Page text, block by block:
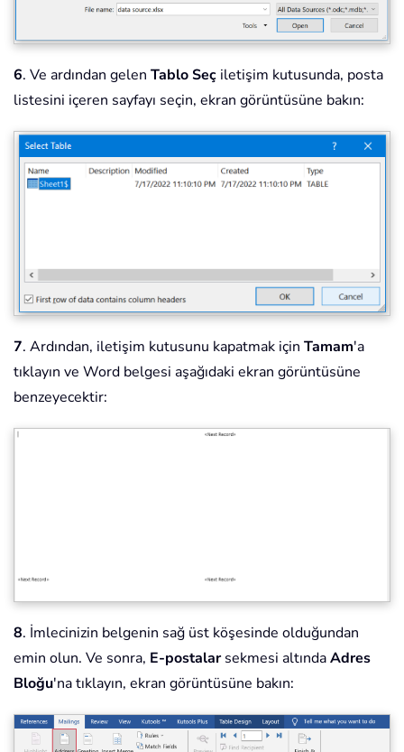
6. Ve ardından gelen Tablo Seç iletişim kutusunda, posta
listesini içeren sayfayı seçin, ekran görüntüsüne bakın:
7. Ardından, iletişim kutusunu kapatmak için Tamam'a
tıklayın ve Word belgesi aşağıdaki ekran görüntüsüne
benzeyecektir:
8. İmlecinizin belgenin sağ üst köşesinde olduğundan
emin olun. Ve sonra, E-postalarsekmesi altındaAdres
Bloğu'na tıklayın, ekran görüntüsüne bakın: